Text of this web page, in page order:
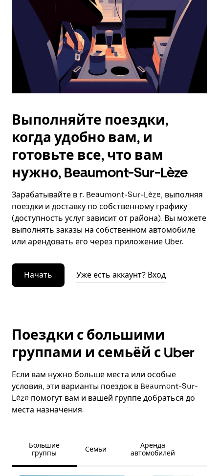
Выполняйте поездки,
когда удобно вам, и
готовьте все, что вам
нужно, Beaumont-Sur-Lèze
Зарабатывайте в г. Beaumont-Sur-Lèze, выполняя
поездки и доставку по собственному графику
(доступность услуг зависит от района). Вы можете
выполнять заказы на собственном автомобиле
или арендовать его через приложение Uber.
Начать Уже есть аккаунт? Вход
Поездки с большими
группами и семьёй с Uber
Если вам нужно больше места или особые
условия, эти варианты поездок в Beaumont-Sur-
Lèze помогут вам и вашей группе добраться до
места назначения.
Большие
группы
Семьи
Аренда
автомобилей